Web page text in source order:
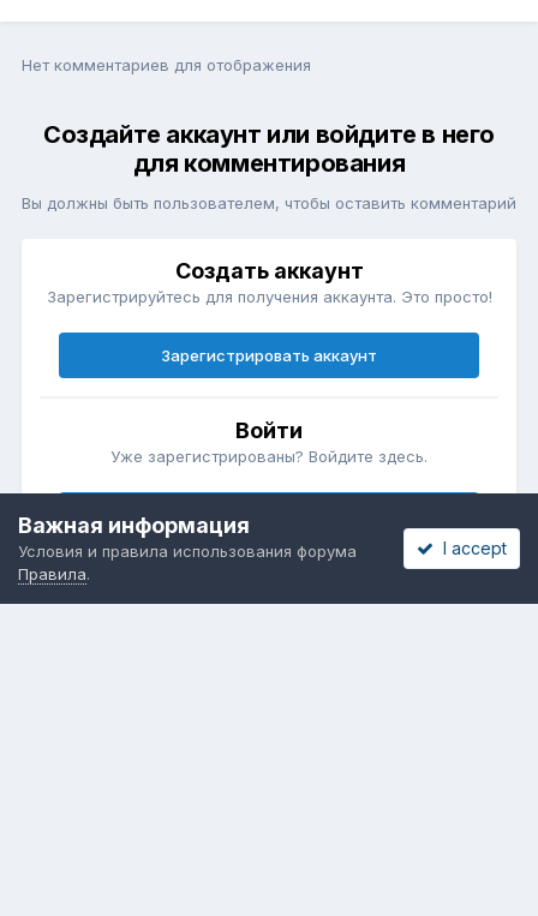
Нет комментариев для отображения
Создайте аккаунт или войдите в него
для комментирования
Вы должны быть пользователем, чтобы оставить комментарий
Создать аккаунт
Зарегистрируйтесь для получения аккаунта. Это просто!
Зарегистрировать аккаунт
Войти
Уже зарегистрированы? Войдите здесь.
Важная информация
Условия и правила использования форума
Правила.
I accept